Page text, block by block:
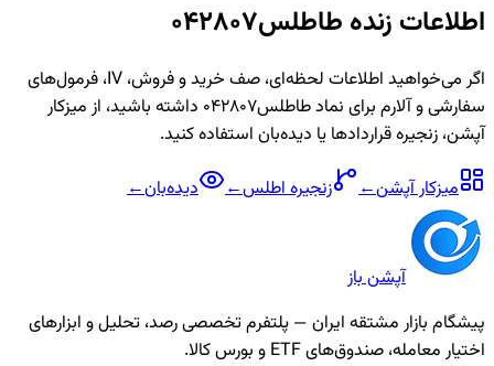
اطلاعات زنده طاطلس042807
اگر می‌خواهید اطلاعات لحظه‌ای، صف خرید و فروش، IV، فرمول‌های
سفارشی و آلارم برای نمادطاطلس042807
داشته باشید، از میزکار
آپشن، زنجیره قراردادها یا دیده‌بان استفاده کنید.
میزکار آپشن← زنجیرهاطلس← دیده‌بان←
آپشن باز
پیشگام بازار مشتقه ایران — پلتفرم تخصصی رصد، تحلیل و ابزارهای
اختیار معامله، صندوق‌های ETF و بورس کالا.